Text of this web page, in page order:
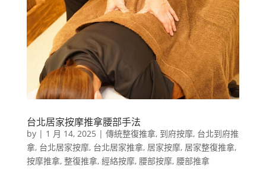
台北居家按摩推拿腰部手法
by | 1 月 14, 2025 | 傳統整復推拿, 到府按摩, 台北到府推
拿, 台北居家按摩, 台北居家推拿, 居家按摩, 居家整復推拿,
按摩推拿, 整復推拿, 經絡按摩, 腰部按摩, 腰部推拿